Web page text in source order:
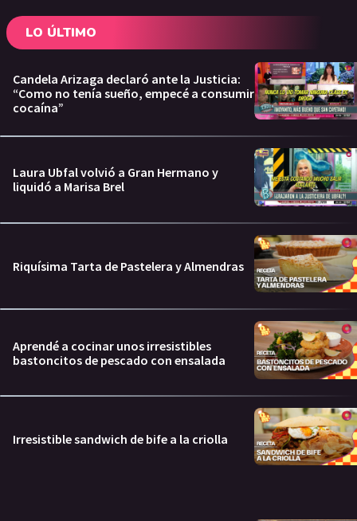
LO ÚLTIMO
Candela Arizaga declaró ante la Justicia:
“Como no tenía sueño, empecé a consumir
cocaína”
Laura Ubfal volvió a Gran Hermano y
liquidó a Marisa Brel
Riquísima Tarta de Pastelera y Almendras
Aprendé a cocinar unos irresistibles
bastoncitos de pescado con ensalada
Irresistible sandwich de bife a la criolla